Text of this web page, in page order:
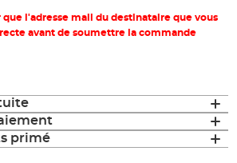
l'adresse mail du destinataire que vous
avant de soumettre la commande
primé